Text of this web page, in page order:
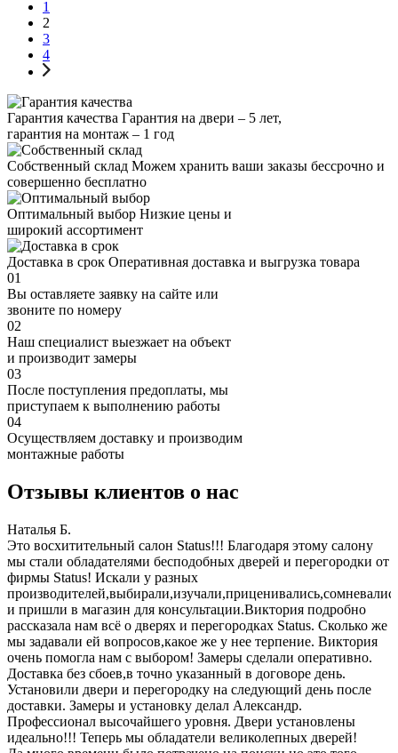
1
2
3
4
Гарантия качества Гарантия на двери – 5 лет,
гарантия на монтаж – 1 год
Собственный склад Можем хранить ваши заказы бессрочно и
совершенно бесплатно
Оптимальный выбор Низкие цены и
широкий ассортимент
Доставка в срок Оперативная доставка и выгрузка товара
01
Вы оставляете заявку на сайте или
звоните по номеру
02
Наш специалист выезжает на объект
и производит замеры
03
После поступления предоплаты, мы
приступаем к выполнению работы
04
Осуществляем доставку и производим
монтажные работы
Отзывы клиентов о нас
Наталья Б.
Это восхитительный салон Status!!! Благодаря этому салону
мы стали обладателями бесподобных дверей и перегородки от
фирмы Status! Искали у разных
и пришли в магазин для консультации.Виктория подробно
рассказала нам всё о дверях и перегородках Status. Сколько же
мы задавали ей вопросов,какое же у нее терпение. Виктория
очень помогла нам с выбором! Замеры сделали оперативно.
Доставка без сбоев,в точно указанный в договоре день.
Установили двери и перегородку на следующий день после
доставки. Замеры и установку делал Александр.
Профессионал высочайшего уровня. Двери установлены
идеально!!! Теперь мы обладатели великолепных дверей!